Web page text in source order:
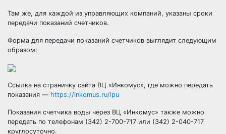
Там же, для каждой из управляющих компаний, указаны сроки
передачи показаний счетчиков.
Форма для передачи показаний счетчиков выглядит следующим
образом:
Ссылка на страничку сайта ВЦ «Инкомус», где можно передать
показания — https://inkomus.ru/ipu
Показания счетчика воды через ВЦ «Инкомус» также можно
передать по телефонам (342) 2-700-717 или (342) 2-040-717
круглосуточно.